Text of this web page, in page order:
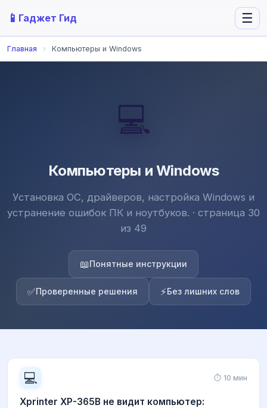
📱 Гаджет Гид ☰
Главная › Компьютеры и Windows
💻
Компьютеры и Windows
Установка ОС, драйверов, настройка Windows и
устранение ошибок ПК и ноутбуков. · страница 30
из 49
📖Понятные инструкции
✅Проверенные решения ⚡Без лишних слов
💻 ⏱ 10 мин
Xprinter XP-365B не видит компьютер: